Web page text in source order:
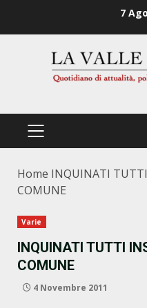
7
PRIMÄRES
Home INQUINATI
COMUNE
Varie
INQUINATI TUTTI
COMUNE
4 Novembre 2011